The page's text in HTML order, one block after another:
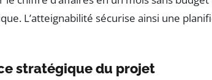
L’atteignabilité sécurise ainsi une
stratégique du projet